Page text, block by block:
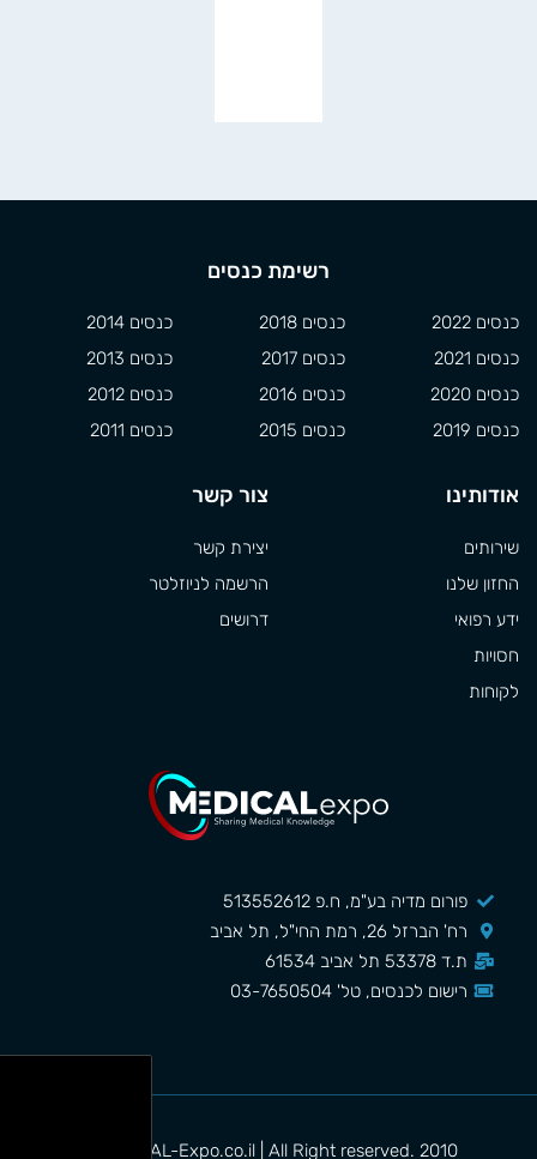
פורום מדיה בע"מ, ח.פ 513552612
רח' הברזל 26, רמת החי"ל, תל אביב
ת.ד 53378 תל אביב 61534
רישום לכנסים, טל' 03-7650504
רשימת כנסים
כנסים 2022
כנסים 2021
כנסים 2020
כנסים 2019
כנסים 2018
כנסים 2017
כנסים 2016
כנסים 2015
כנסים 2014
כנסים 2013
כנסים 2012
כנסים 2011
אודותינו
שירותים
החזון שלנו
ידע רפואי
חסויות
לקוחות
צור קשר
יצירת קשר
הרשמה לניוזלטר
דרושים
MEDICAL-Expo.co.il | All Right reserved. 2010©